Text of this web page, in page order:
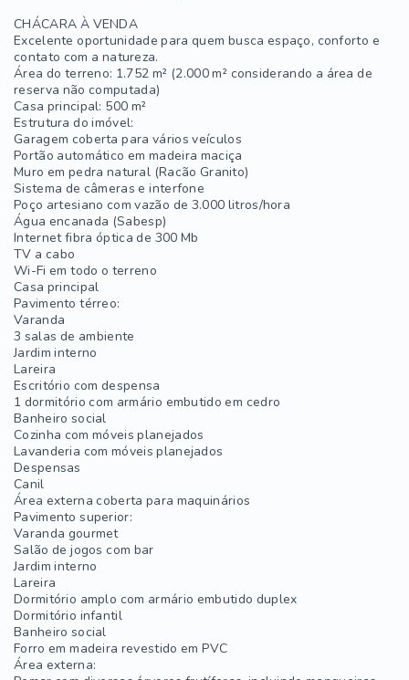
CHÁCARA À VENDA
Excelente oportunidade para quem busca espaço, conforto e
contato com a natureza.
Área do terreno: 1.752 m² (2.000 m² considerando a área de
reserva não computada)
Casa principal: 500 m²
Estrutura do imóvel:
Garagem coberta para vários veículos
Portão automático em madeira maciça
Muro em pedra natural (Racão Granito)
Sistema de câmeras e interfone
Poço artesiano com vazão de 3.000 litros/hora
Água encanada (Sabesp)
Internet fibra óptica de 300 Mb
TV a cabo
Wi-Fi em todo o terreno
Casa principal
Pavimento térreo:
Varanda
3 salas de ambiente
Jardim interno
Lareira
Escritório com despensa
1 dormitório com armário embutido em cedro
Banheiro social
Cozinha com móveis planejados
Lavanderia com móveis planejados
Despensas
Canil
Área externa coberta para maquinários
Pavimento superior:
Varanda gourmet
Salão de jogos com bar
Jardim interno
Lareira
Dormitório amplo com armário embutido duplex
Dormitório infantil
Banheiro social
Forro em madeira revestido em PVC
Área externa: